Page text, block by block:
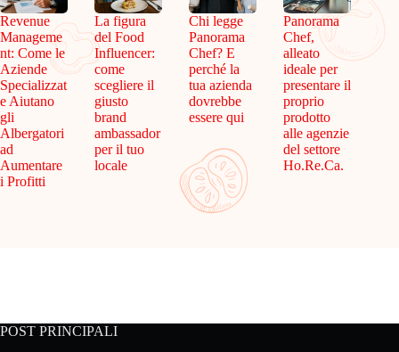
Revenue
Manageme
nt: Come le
Aziende
Specializzat
e Aiutano
gli
Albergatori
ad
Aumentare
i Profitti
La figura
del Food
Influencer:
come
scegliere il
giusto
brand
ambassador
per il tuo
locale
Chi legge
Panorama
Chef? E
perché la
tua azienda
dovrebbe
essere qui
Panorama
Chef,
alleato
ideale per
presentare il
proprio
prodotto
alle agenzie
del settore
Ho.Re.Ca.
POST PRINCIPALI